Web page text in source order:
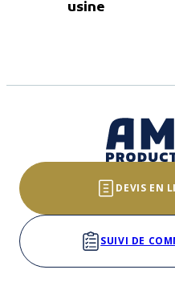
usine
DEVIS EN
SUIVI DE